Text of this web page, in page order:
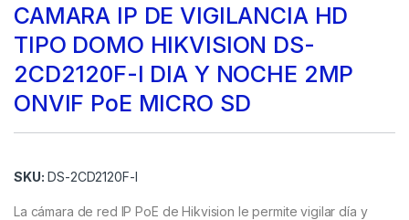
CAMARA IP DE VIGILANCIA HD
TIPO DOMO HIKVISION DS-
2CD2120F-I DIA Y NOCHE 2MP
ONVIF PoE MICRO SD
SKU: DS-2CD2120F-I
La cámara de red IP PoE de Hikvision le permite vigilar día y